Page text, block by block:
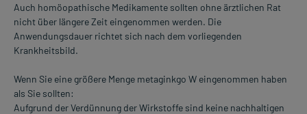
Auch homöopathische Medikamente sollten ohne ärztlichen Rat
nicht über längere Zeit eingenommen werden. Die
Anwendungsdauer richtet sich nach dem vorliegenden
Krankheitsbild.
Wenn Sie eine größere Menge metaginkgo W eingenommen haben
als Sie sollten:
Aufgrund der Verdünnung der Wirkstoffe sind keine nachhaltigen